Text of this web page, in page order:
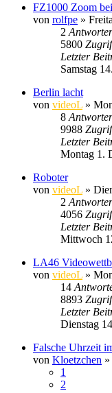
FZ1000 Zoom
von rolfpe »
2
5800
Letzter
Samstag
Berlin lacht
von videoL »
8
9988
Letzter
Montag 1.
Roboter
von videoL »
2
4056
Letzter
Mittwoch
LA46
von videoL »
14
8893
Letzter
Dienstag
Falsche Uhrzeit
von Kloetzchen
1
2